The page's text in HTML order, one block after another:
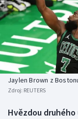
Baseball a softbal
Basketbal
Biatlon
Boby a skeleton
Box
Soutěže
Historické
Aplikace ČT sport
AZ kvíz
Jaylen Brown z
Zdroj: REUTERS
Hvězdou